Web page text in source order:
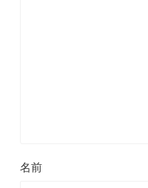
名前